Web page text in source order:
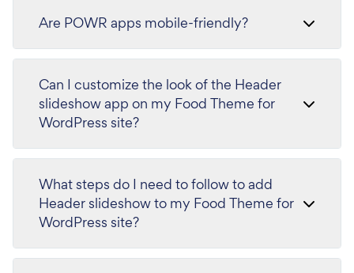
Are POWR apps mobile-friendly?
Can I customize the look of the Header
slideshow app on my Food Theme for
WordPress site?
What steps do I need to follow to add
Header slideshow to my Food Theme for
WordPress site?